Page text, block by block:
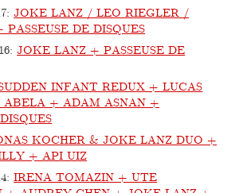
:JOKE LANZ / LEO RIEGLER /
DE DISQUES
:JOKE LANZ + PASSEUSE DE
INFANT REDUX + LUCAS
ABELA + ADAM ASNAN +
KOCHER & JOKE LANZ DUO +
+ API UIZ
:IRENA TOMAZIN + UTE